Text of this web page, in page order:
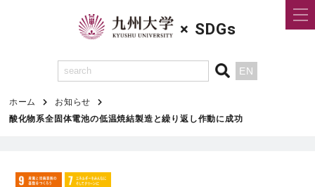
× SDGs
EN
ホーム
お知らせ
酸化物系全固体電池の低温焼結製造と繰り返し作動に成功